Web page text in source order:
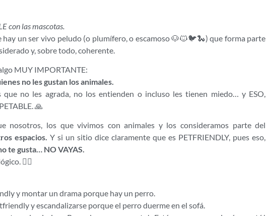
con las mascotas.
hay un ser vivo peludo (o plumífero, o escamoso 🐶🐱🐦🐍) que forma parte
y, sobre todo, coherente.
MUY IMPORTANTE:
no les gustan los animales.
que no les agrada, no los entienden o incluso les tienen miedo… y ESO,
🙏
nosotros, los que vivimos con animales y los consideramos parte del
espacios. Y si un sitio dice claramente que es PETFRIENDLY, pues eso,
te gusta… NO VAYAS.
🤷‍♂️
y montar un drama porque hay un perro.
y escandalizarse porque el perro duerme en el sofá.